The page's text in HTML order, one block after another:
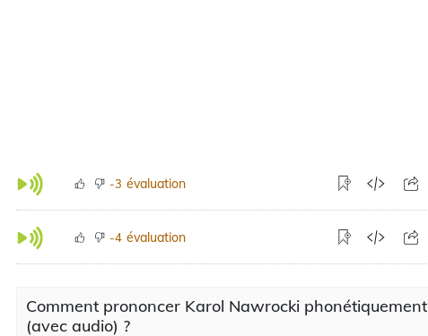
-3 évaluation
-4 évaluation
Comment prononcer Karol Nawrocki phonétiquement
(avec audio) ?